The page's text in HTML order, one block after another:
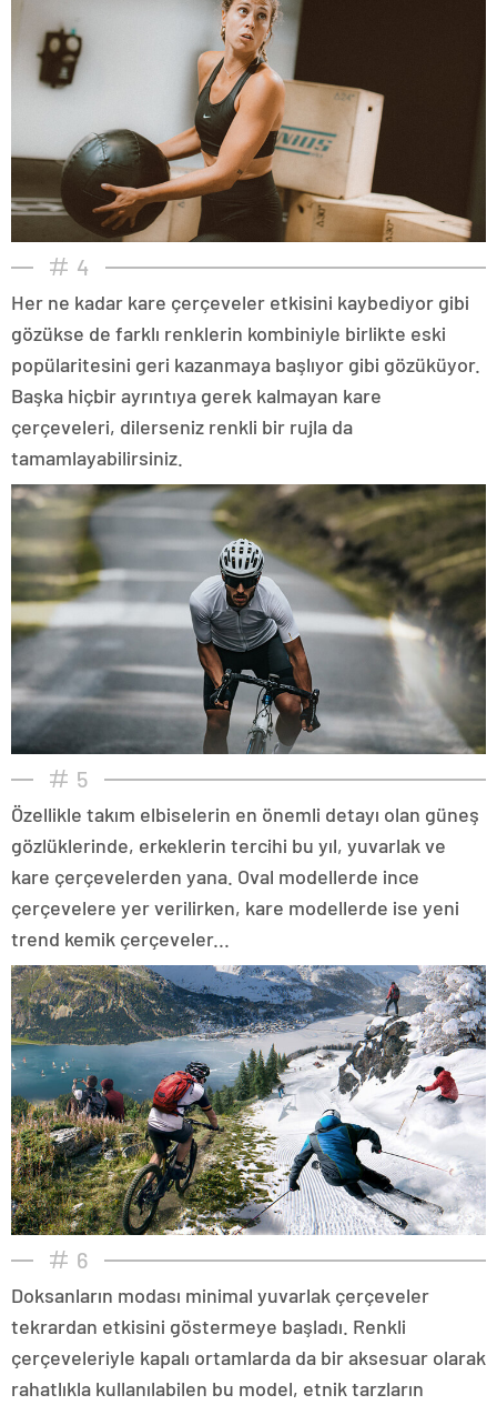
4
Her ne kadar kare çerçeveler etkisini kaybediyor gibi
gözükse de farklı renklerin kombiniyle birlikte eski
popülaritesini geri kazanmaya başlıyor gibi gözüküyor.
Başka hiçbir ayrıntıya gerek kalmayan kare
çerçeveleri, dilerseniz renkli bir rujla da
tamamlayabilirsiniz.
5
Özellikle takım elbiselerin en önemli detayı olan güneş
gözlüklerinde, erkeklerin tercihi bu yıl, yuvarlak ve
kare çerçevelerden yana. Oval modellerde ince
çerçevelere yer verilirken, kare modellerde ise yeni
trend kemik çerçeveler...
6
Doksanların modası minimal yuvarlak çerçeveler
tekrardan etkisini göstermeye başladı. Renkli
çerçeveleriyle kapalı ortamlarda da bir aksesuar olarak
rahatlıkla kullanılabilen bu model, etnik tarzların